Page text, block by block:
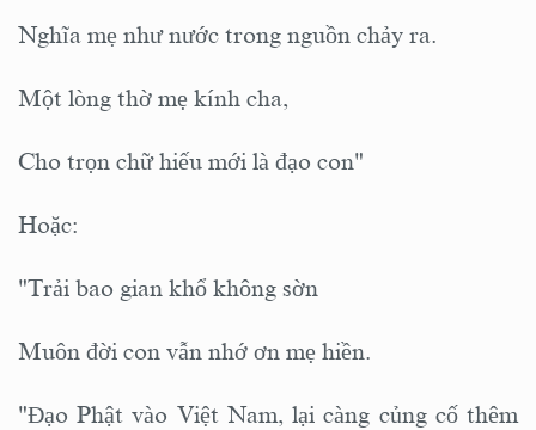
Nghĩa mẹ như nước trong nguồn chảy ra.
Một lòng thờ mẹ kính cha,
Cho trọn chữ hiếu mới là đạo con"
Hoặc:
"Trải bao gian khổ không sờn
Muôn đời con vẫn nhớ ơn mẹ hiền.
"Đạo Phật vào Việt Nam, lại càng củng cố thêm